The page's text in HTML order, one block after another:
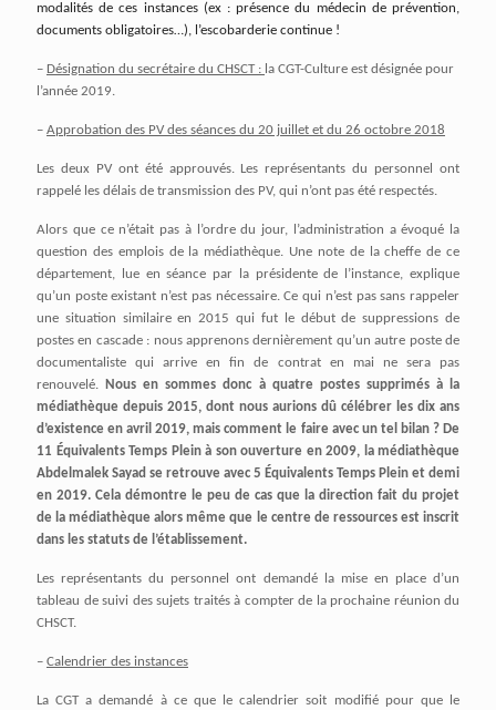
modalités de ces instances (ex : présence du médecin de prévention,
documents obligatoires…), l’escobarderie continue !
– Désignation du secrétaire du CHSCT : la CGT-Culture est désignée pour
l’année 2019.
– Approbation des PV des séances du 20 juillet et du 26 octobre 2018
Les deux PV ont été approuvés. Les représentants du personnel ont
rappelé les délais de transmission des PV, qui n’ont pas été respectés.
Alors que ce n’était pas à l’ordre du jour, l’administration a évoqué la
question des emplois de la médiathèque. Une note de la cheffe de ce
département, lue en séance par la présidente de l’instance, explique
qu’un poste existant n’est pas nécessaire. Ce qui n’est pas sans rappeler
une situation similaire en 2015 qui fut le début de suppressions de
postes en cascade : nous apprenons dernièrement qu’un autre poste de
documentaliste qui arrive en fin de contrat en mai ne sera pas
renouvelé.
Nous en sommes donc à quatre postes supprimés à la
médiathèque depuis 2015, dont nous aurions dû célébrer les dix ans
d’existence en avril 2019, mais comment le faire avec un tel bilan ? De
11 Équivalents Temps Plein à son ouverture en 2009, la médiathèque
Abdelmalek Sayad se retrouve avec 5 Équivalents Temps Plein et demi
en 2019. Cela démontre le peu de cas que la direction fait du projet
de la médiathèque alors même que le centre de ressources est inscrit
dans les statuts de l’établissement.
Les représentants du personnel ont demandé la mise en place d’un
tableau de suivi des sujets traités à compter de la prochaine réunion du
CHSCT.
– Calendrier des instances
La CGT a demandé à ce que le calendrier soit modifié pour que le